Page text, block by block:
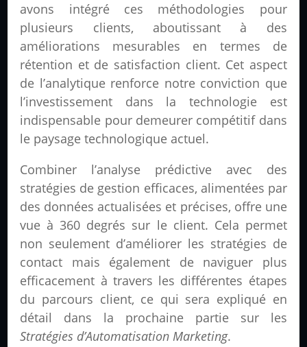
avons intégré ces méthodologies pour
plusieurs clients, aboutissant à des
améliorations mesurables en termes de
rétention et de satisfaction client. Cet aspect
de l’analytique renforce notre conviction que
l’investissement dans la technologie est
indispensable pour demeurer compétitif dans
le paysage technologique actuel.
Combiner l’analyse prédictive avec des
stratégies de gestion efficaces, alimentées par
des données actualisées et précises, offre une
vue à 360 degrés sur le client. Cela permet
non seulement d’améliorer les stratégies de
contact mais également de naviguer plus
efficacement à travers les différentes étapes
du parcours client, ce qui sera expliqué en
détail dans la prochaine partie sur les
Stratégies d’Automatisation Marketing.